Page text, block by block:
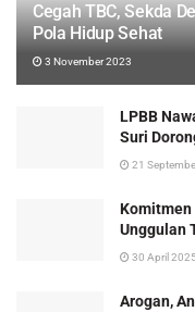
Cegah TBC, Sekda
Pola Hidup Sehat
3 November 2023
LPBB
Suri
21
Komitmen
Unggulan
30 April 2025
Arogan,